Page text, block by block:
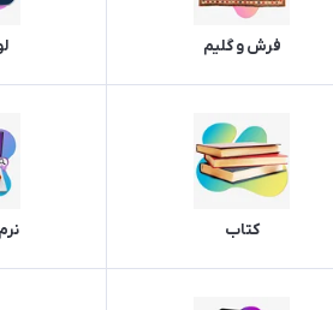
فرش و گلیم
کتاب